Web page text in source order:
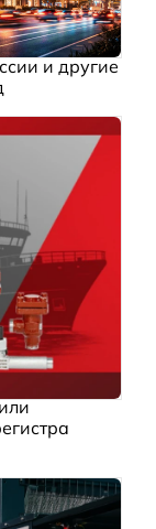
и другие